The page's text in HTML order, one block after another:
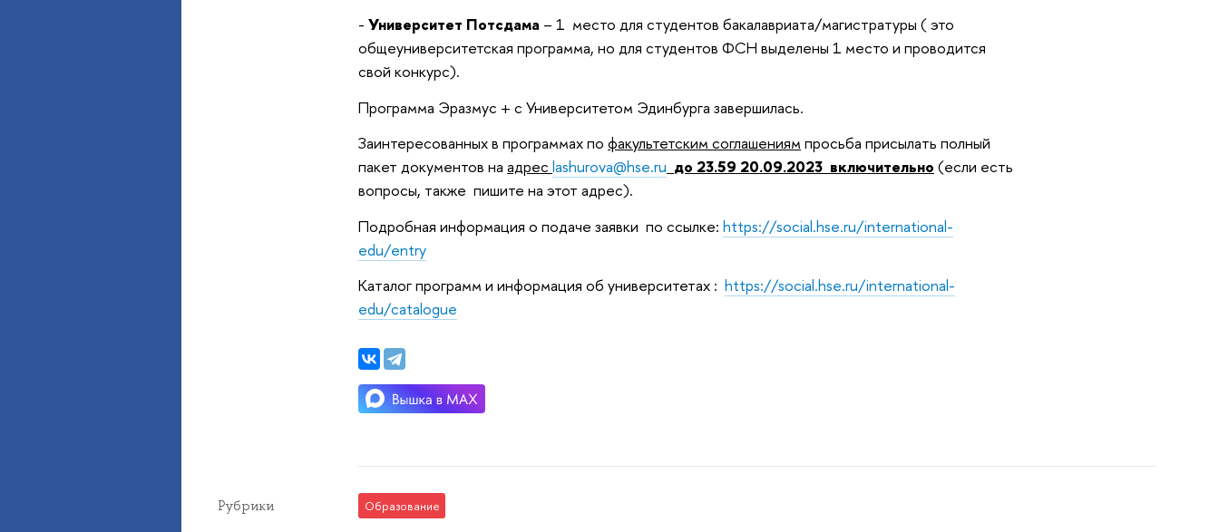
-Университет Потсдама – 1 место для студентов бакалавриата/магистратуры ( это
общеуниверситетская программа, но для студентов ФСН выделены 1 место и проводится
свой конкурс).
Программа Эразмус + с Университетом Эдинбурга завершилась.
Заинтересованных в программах пофакультетским соглашениям просьба присылать полный
пакет документов наадресlashurova@hse.ru до 23.59 20.09.2023 включительно (если есть
вопросы, также пишите на этот адрес).
Подробная информация о подаче заявки по ссылке:https://social.hse.ru/international-
edu/entry
Каталог программ и информация об университетах :https://social.hse.ru/international-
edu/catalogue
Рубрики Образование